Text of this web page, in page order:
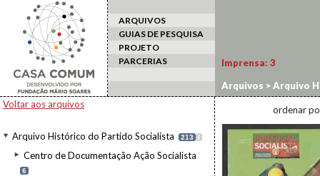
ARQUIVOS
GUIAS DE PESQUISA
PROJETO
PARCERIAS
Voltar aos arquivos
Arquivo Histórico do Partido Socialista 213 I
Centro de Documentação Ação Socialista
6
Imprensa: 3
Arquivos >Arquivo
ordenar